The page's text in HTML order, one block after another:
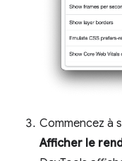
Commencez à
Afficher le